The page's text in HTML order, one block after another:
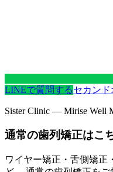
LINEで質問するセカン
Sister Clinic — Mirise Well
通常の歯列矯正はこ
ワイヤー矯正・舌側矯正